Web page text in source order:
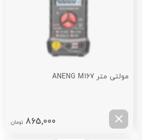
مولتی متر ANENG M167
865,000 تومان